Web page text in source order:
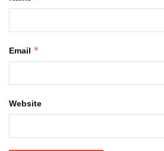
Email *
Website